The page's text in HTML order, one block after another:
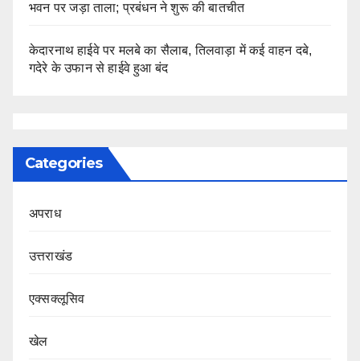
भवन पर जड़ा ताला; प्रबंधन ने शुरू की बातचीत
केदारनाथ हाईवे पर मलबे का सैलाब, तिलवाड़ा में कई वाहन दबे,
गदेरे के उफान से हाईवे हुआ बंद
Categories
अपराध
उत्तराखंड
एक्सक्लूसिव
खेल